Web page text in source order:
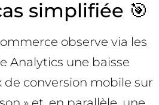
simplifiée 🎯
observe via les
Analytics une baisse
conversion mobile sur